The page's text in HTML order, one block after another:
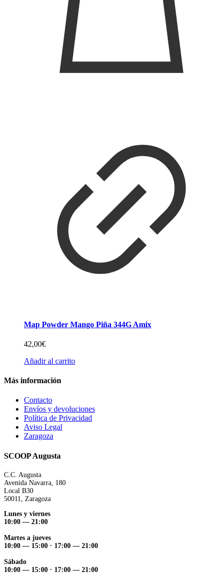
Map Powder Mango Piña 344G Amix
42,00€
Añadir al carrito
Más información
Contacto
Envíos y devoluciones
Política de Privacidad
Aviso Legal
Zaragoza
SCOOP Augusta
C.C. Augusta
Avenida Navarra, 180
Local B30
50011, Zaragoza
Lunes y viernes
10:00 — 21:00
Martes a jueves
10:00 — 15:00 · 17:00 — 21:00
Sábado
10:00 — 15:00 · 17:00 — 21:00